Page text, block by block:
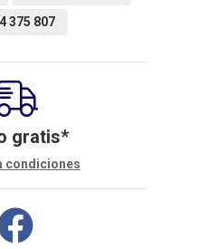
375 807
gratis*
condiciones